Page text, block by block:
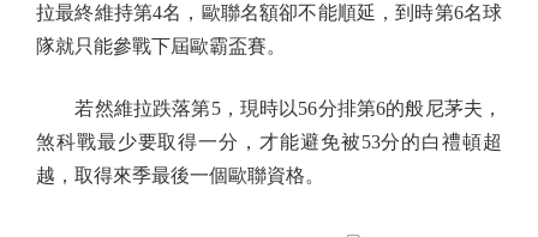
拉最終維持第4名，歐聯名額卻不能順延，到時第6名球
隊就只能參戰下屆歐霸盃賽。
若然維拉跌落第5，現時以56分排第6的般尼茅夫，
煞科戰最少要取得一分，才能避免被53分的白禮頓超
越，取得來季最後一個歐聯資格。